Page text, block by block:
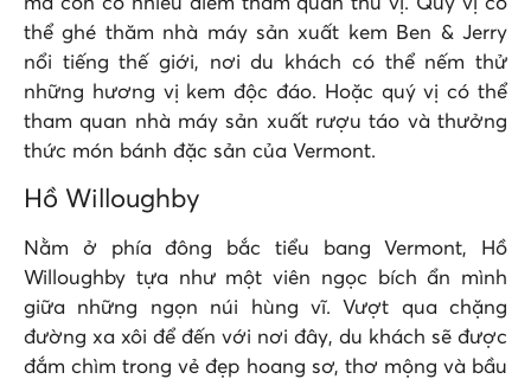
mà còn có nhiều điểm tham quan thú vị. Quý vị có
thể ghé thăm nhà máy sản xuất kem Ben & Jerry
nổi tiếng thế giới, nơi du khách có thể nếm thử
những hương vị kem độc đáo. Hoặc quý vị có thể
tham quan nhà máy sản xuất rượu táo và thưởng
thức món bánh đặc sản của Vermont.
Hồ Willoughby
Nằm ở phía đông bắc tiểu bang Vermont, Hồ
Willoughby tựa như một viên ngọc bích ẩn mình
giữa những ngọn núi hùng vĩ. Vượt qua chặng
đường xa xôi để đến với nơi đây, du khách sẽ được
đắm chìm trong vẻ đẹp hoang sơ, thơ mộng và bầu